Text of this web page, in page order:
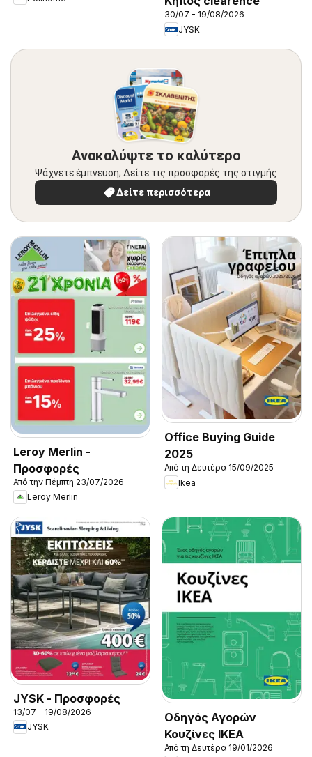
30/07 - 19/08/2026
JYSK
Ανακαλύψτε το καλύτερο
Ψάχνετε έμπνευση; Δείτε τις προσφορές της στιγμής
Δείτε περισσότερα
Leroy Merlin -
Προσφορές
Από την Πέμπτη 23/07/2026
Leroy Merlin
Office Buying Guide
2025
Από τη Δευτέρα 15/09/2025
Ikea
JYSK - Προσφορές
13/07 - 19/08/2026
JYSK
Οδηγός Αγορών
Κουζίνες IKEA
Από τη Δευτέρα 19/01/2026